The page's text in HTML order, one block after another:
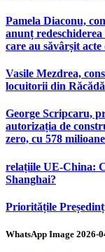
Pamela Diaconu,
anunț
care au săvârșit
Vasile Mezdrea,
locuitorii din
George Scripcaru,
autorizația de
zero, cu 578
relațiile UE-China:
Shanghai?
Prioritățile
WhatsApp Image 2026-